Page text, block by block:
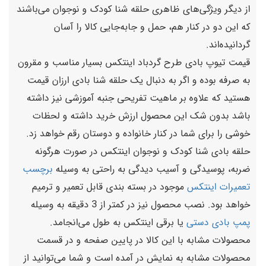
از دیگر ویژگی‌های ظاهری حلقه شنا کودک و نوجوان می‌باشند
که این دو در کنار هم، حمل و جابه‌جایی کالا را آسان
گردانیده‌اند.
قیمت تیوپ بادی طرح گردباد اینتکس بسیار مناسب و مقرون
به صرفه بوده و اگر به دنبال یک حلقه شنا بادی ارزان قیمت
هستید که علاوه بر ماهیت تفریحی جنبه آموزشی نیز داشته
باشد بدون شک این محصول ارزش خرید داشته و لحظات
خوشی را برای شما در کنار خانواده و دوستان رقم خواهد زد.
حلقه بادی شنا کودک و نوجوان اینتکس در صورت هرگونه
ضربه، پوسیدگی و آسیب دیدگی به راحتی به وسیله برچسب
تعمیرات اینتکس موجود در بسته بندی قابل تعمیر و ترمیم
خواهد بود‌. نصب محصول نیز در کمتر از 3 دقیقه به وسیله
پمپ بادی دستی یا برقی اینتکس به طول می‌انجامد.
محصولات مشابه با این کالا در پایین صفحه و در قسمت
محصولات مشابه به نمایش در آمده‌ است و شما می‌توانید از